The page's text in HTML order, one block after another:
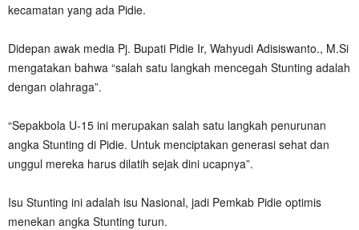
kecamatan yang ada Pidie.
Didepan awak media Pj. Bupati Pidie Ir, Wahyudi Adisiswanto., M.Si
mengatakan bahwa “salah satu langkah mencegah Stunting adalah
dengan olahraga”.
“Sepakbola U-15 ini merupakan salah satu langkah penurunan
angka Stunting di Pidie. Untuk menciptakan generasi sehat dan
unggul mereka harus dilatih sejak dini ucapnya”.
Isu Stunting ini adalah isu Nasional, jadi Pemkab Pidie optimis
menekan angka Stunting turun.